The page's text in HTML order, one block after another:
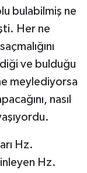
bulabilmiş ne
Her ne
ve bulduğu
meylediyorsa
nasıl
Hz.
Hz.